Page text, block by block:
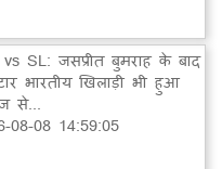
SL: जसप्रीत बुमराह के बाद
भारतीय खिलाड़ी भी हुआ
से...
08-08 14:59:05